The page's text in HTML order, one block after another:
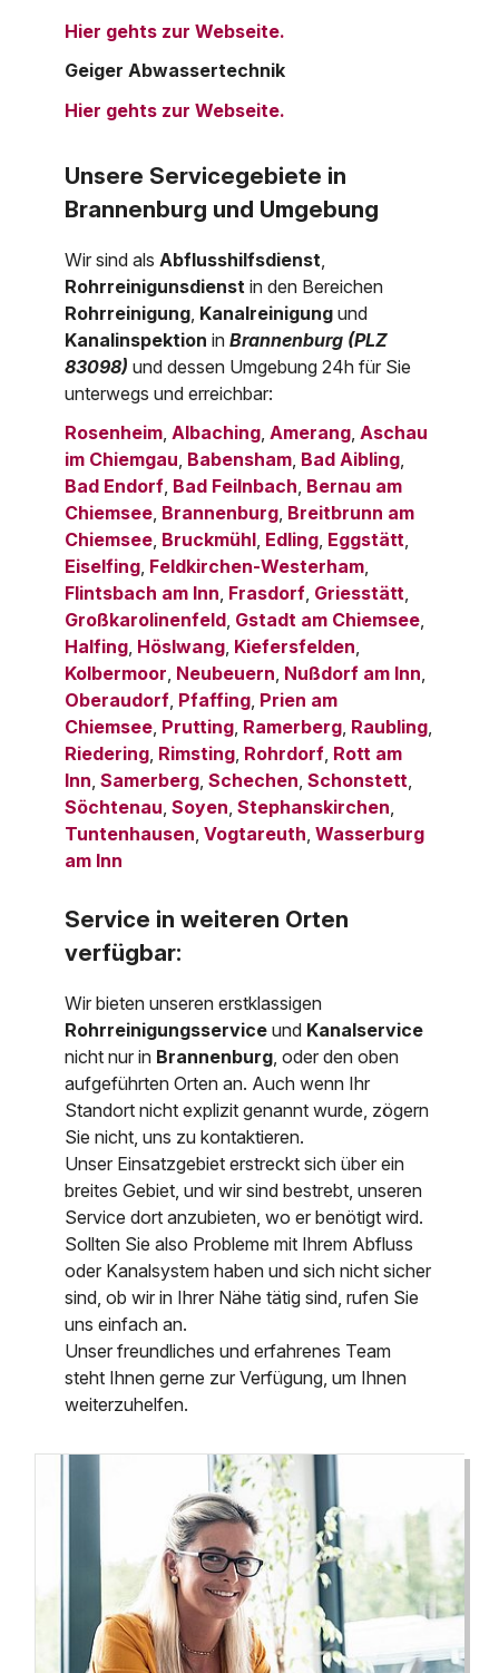
Hier gehts zur Webseite.
Geiger Abwassertechnik
Hier gehts zur Webseite.
Unsere Servicegebiete in
Brannenburg und Umgebung
Wir sind als Abflusshilfsdienst
Rohrreinigunsdienstin den Bereichen
Rohrreinigung Kanalreinigungund
KanalinspektioninBrannenburg (PLZ
83098) und dessen Umgebung 24h für Sie
unterwegs und erreichbar:
Rosenheim,Albaching,Amerang,Aschau
im Chiemgau, Babensham, Bad Aibling,
Bad Endorf, Bad Feilnbach, Bernau am
Chiemsee, Brannenburg, Breitbrunn am
Chiemsee, Bruckmühl, Edling, Eggstätt,
Eiselfing, Feldkirchen-Westerham,
Flintsbach am Inn, Frasdorf, Griesstätt,
Großkarolinenfeld, Gstadt am Chiemsee,
Halfing, Höslwang, Kiefersfelden,
Kolbermoor, Neubeuern, Nußdorf am Inn,
Oberaudorf, Pfaffing, Prien am
Chiemsee, Prutting, Ramerberg, Raubling,
Riedering, Rimsting, Rohrdorf, Rott am
Inn,Samerberg,Schechen,Schonstett,
Söchtenau,Soyen,Stephanskirchen,
Tuntenhausen,Vogtareuth,Wasserburg
am Inn
Service in weiteren Orten
verfügbar:
Wir bieten unseren erstklassigen
Rohrreinigungsserviceund Kanalservice
nicht nur in Brannenburg , oder den oben
aufgeführten Orten an. Auch wenn Ihr
Standort nicht explizit genannt wurde, zögern
Sie nicht, uns zu kontaktieren.
Unser Einsatzgebiet erstreckt sich über ein
breites Gebiet, und wir sind bestrebt, unseren
Service dort anzubieten, wo er benötigt wird.
Sollten Sie also Probleme mit Ihrem Abfluss
oder Kanalsystem haben und sich nicht sicher
sind, ob wir in Ihrer Nähe tätig sind, rufen Sie
uns einfach an.
Unser freundliches und erfahrenes Team
steht Ihnen gerne zur Verfügung, um Ihnen
weiterzuhelfen.